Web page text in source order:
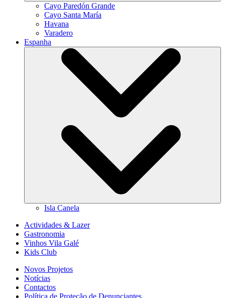
Cayo Paredón Grande
Cayo Santa María
Havana
Varadero
Espanha
Isla Canela
Actividades & Lazer
Gastronomia
Vinhos Vila Galé
Kids Club
Novos Projetos
Notícias
Contactos
Política de Proteção de Denunciantes